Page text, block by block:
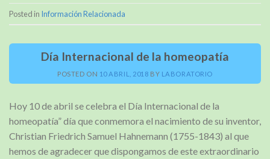
Posted in Información Relacionada
Día Internacional de la homeopatía
POSTED ON 10 ABRIL, 2018 BY LABORATORIO
Hoy 10 de abril se celebra el Día Internacional de la
homeopatía” día que conmemora el nacimiento de su inventor,
Christian Friedrich Samuel Hahnemann (1755-1843) al que
hemos de agradecer que dispongamos de este extraordinario